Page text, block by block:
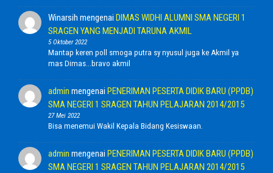
Winarsih mengenai DIMAS WIDHI ALUMNI SMA NEGERI 1
SRAGEN YANG MENJADI TARUNA AKMIL
5 Oktober 2022
Mantap keren poll smoga putra sy nyusul juga ke Akmil ya
mas Dimas...bravo akmil
admin mengenai PENERIMAN PESERTA DIDIK BARU (PPDB)
SMA NEGERI 1 SRAGEN TAHUN PELAJARAN 2014/2015
27 Mei 2022
Bisa menemui Wakil Kepala Bidang Kesiswaan.
admin mengenai PENERIMAN PESERTA DIDIK BARU (PPDB)
SMA NEGERI 1 SRAGEN TAHUN PELAJARAN 2014/2015